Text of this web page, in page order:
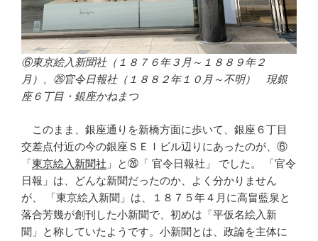
⑥東京絵入新聞社（１８７６年３月～１８８９年２
月）、㉖官令日報社（１８８２年１０月～不明） 現銀
座６丁目・銀座かねまつ
このまま、銀座通りを新橋方面に歩いて、銀座６丁目
交差点付近の今の銀座ＳＥＩビル辺りにあったのが、⑥
「東京絵入新聞社 」と㉖「 官令日報社」 でした。 「官令
日報」は、どんな新聞だったのか、よく分かりません
が、 「東京絵入新聞」は、１８７５年４月に高畠藍泉と
落合芳幾が創刊した小新聞で、初めは「平仮名絵入新
聞」と称していたようです。小新聞とは、政論を主体に